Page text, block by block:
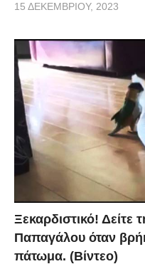
15 ΔΕΚΕΜΒΡΊΟΥ, 2023
Ξεκαρδιστικό! Δείτε
Παπαγάλου όταν
πάτωμα. (Βίντεο)